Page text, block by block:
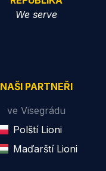
We serve
NAŠI PARTNEŘI
ve Visegrádu
Polští Lioni
Maďarští Lioni